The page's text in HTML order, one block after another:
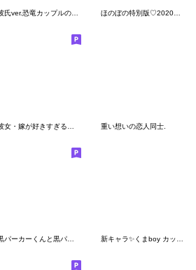
彼氏ver.恐竜カップルの日常♡ ほのぼの特別版♡2020ホワイトデー
重い想いの恋人同士.